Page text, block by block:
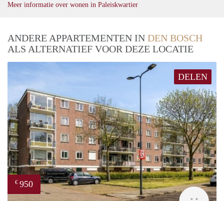
Meer informatie over wonen in Paleiskwartier
ANDERE APPARTEMENTEN IN DEN BOSCH
ALS ALTERNATIEF VOOR DEZE LOCATIE
DELEN
€ 950